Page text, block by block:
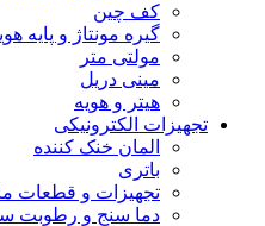
کف چین
گیره مونتاژ و پایه
مولتی متر
مینی دریل
هیتر و هویه
تجهیزات الکترونیکی
المان خنک کننده
باتری
تجهیزات و قطعات
دما سنج و رطوبت